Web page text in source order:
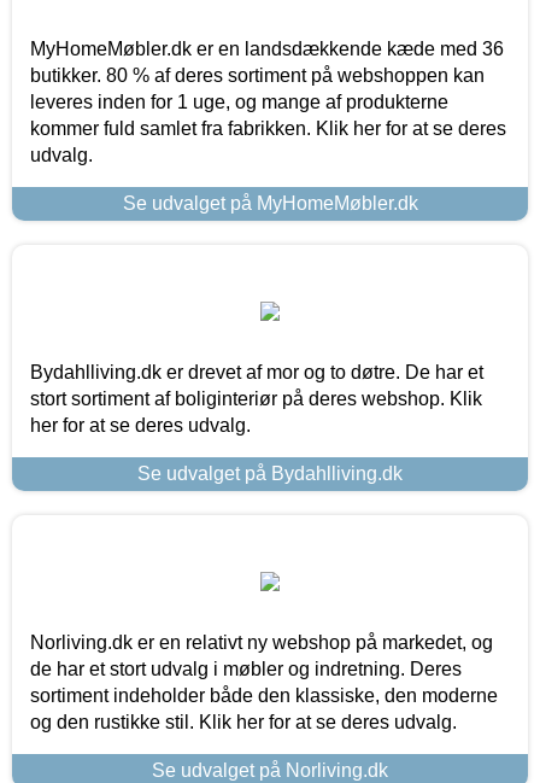
MyHomeMøbler.dk er en landsdækkende kæde med 36
butikker. 80 % af deres sortiment på webshoppen kan
leveres inden for 1 uge, og mange af produkterne
kommer fuld samlet fra fabrikken. Klik her for at se deres
udvalg.
Se udvalget på MyHomeMøbler.dk
Bydahlliving.dk er drevet af mor og to døtre. De har et
stort sortiment af boliginteriør på deres webshop. Klik
her for at se deres udvalg.
Se udvalget på Bydahlliving.dk
Norliving.dk er en relativt ny webshop på markedet, og
de har et stort udvalg i møbler og indretning. Deres
sortiment indeholder både den klassiske, den moderne
og den rustikke stil. Klik her for at se deres udvalg.
Se udvalget på Norliving.dk